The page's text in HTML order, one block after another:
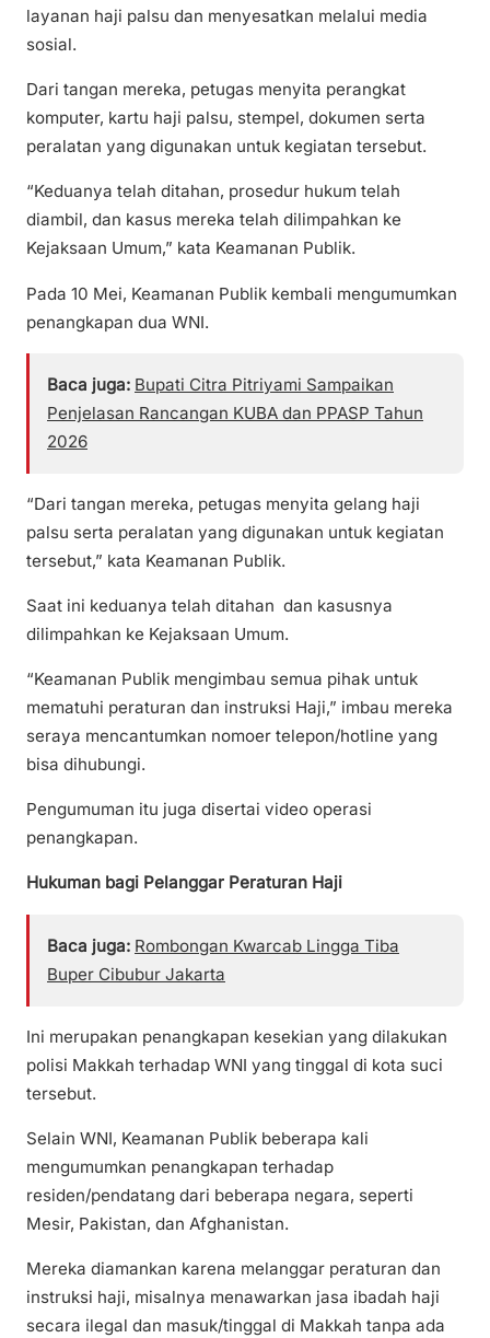
layanan haji palsu dan menyesatkan melalui media
sosial.
Dari tangan mereka, petugas menyita perangkat
komputer, kartu haji palsu, stempel, dokumen serta
peralatan yang digunakan untuk kegiatan tersebut.
“Keduanya telah ditahan, prosedur hukum telah
diambil, dan kasus mereka telah dilimpahkan ke
Kejaksaan Umum,” kata Keamanan Publik.
Pada 10 Mei, Keamanan Publik kembali mengumumkan
penangkapan dua WNI.
Baca juga: Bupati Citra Pitriyami Sampaikan
Penjelasan Rancangan KUBA dan PPASP Tahun
2026
“Dari tangan mereka, petugas menyita gelang haji
palsu serta peralatan yang digunakan untuk kegiatan
tersebut,” kata Keamanan Publik.
Saat ini keduanya telah ditahan dan kasusnya
dilimpahkan ke Kejaksaan Umum.
“Keamanan Publik mengimbau semua pihak untuk
mematuhi peraturan dan instruksi Haji,” imbau mereka
seraya mencantumkan nomoer telepon/hotline yang
bisa dihubungi.
Pengumuman itu juga disertai video operasi
penangkapan.
Hukuman bagi Pelanggar Peraturan Haji
Baca juga: Rombongan Kwarcab Lingga Tiba
Buper Cibubur Jakarta
Ini merupakan penangkapan kesekian yang dilakukan
polisi Makkah terhadap WNI yang tinggal di kota suci
tersebut.
Selain WNI, Keamanan Publik beberapa kali
mengumumkan penangkapan terhadap
residen/pendatang dari beberapa negara, seperti
Mesir, Pakistan, dan Afghanistan.
Mereka diamankan karena melanggar peraturan dan
instruksi haji, misalnya menawarkan jasa ibadah haji
secara ilegal dan masuk/tinggal di Makkah tanpa ada